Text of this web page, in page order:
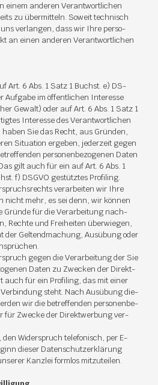
ei­nem an­de­ren Ver­ant­wort­li­chen
zu über­mit­teln. So­weit tech­nisch
ver­lan­gen, dass wir Ihre per­so­
an ei­nen an­de­ren Ver­ant­wort­li­chen
Art. 6 Abs. 1 Satz 1 Buchst. e) DS­
Auf­ga­be im öf­fent­li­chen In­ter­es­se
Ge­walt) oder auf Art. 6 Abs. 1 Satz 1
In­ter­es­se des Ver­ant­wort­li­chen
Sie das Recht, aus Grün­den,
Si­tua­ti­on er­ge­ben, je­der­zeit ge­gen
per­so­nen­be­zo­ge­nen Da­ten
gilt auch für ein auf Art. 6 Abs. 1
f) DS­GVO ge­stütz­tes Pro­filing.
ver­ar­bei­ten wir Ihre
nicht mehr, es sei denn, wir kön­nen
Grün­de für die Ver­ar­bei­tung nach­
Rech­te und Frei­hei­ten über­wie­gen,
der Gel­tend­ma­chung, Aus­übung oder
ge­gen die Ver­ar­bei­tung der Sie
Da­ten zu Zwe­cken der Di­rekt­
auch für ein Pro­filing, das mit ei­ner
steht. Nach Aus­übung die­
wir die be­tref­fen­den per­so­nen­be­
für Zwe­cke der Di­rekt­wer­bung ver­
Wi­der­spruch te­le­fo­nisch, per E-
die­ser Da­ten­schutz­er­klä­rung
Kanz­lei form­los mit­zu­tei­len.